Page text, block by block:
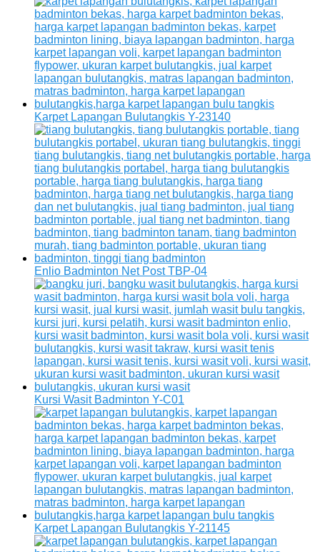
Karpet Lapangan Bulutangkis Y-23140
Enlio Badminton Net Post TBP-04
Kursi Wasit Badminton Y-C01
Karpet Lapangan Bulutangkis Y-21145